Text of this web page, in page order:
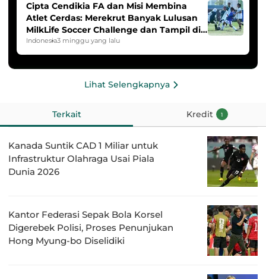
Cipta Cendikia FA dan Misi Membina
Atlet Cerdas: Merekrut Banyak Lulusan
MilkLife Soccer Challenge dan Tampil di
HYDROPLUS Soccer League
Indonesia3 minggu yang lalu
Lihat Selengkapnya
Terkait Kredit 1
Kanada Suntik CAD 1 Miliar untuk
Infrastruktur Olahraga Usai Piala
Dunia 2026
Kantor Federasi Sepak Bola Korsel
Digerebek Polisi, Proses Penunjukan
Hong Myung-bo Diselidiki